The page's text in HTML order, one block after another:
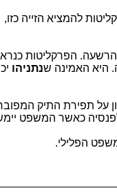
להמציא הזייה כזו,
הפרקליטות כנראה
האמינה ש נתניהויכנע
תפירת התיק המפוברק
כאשר המשפט